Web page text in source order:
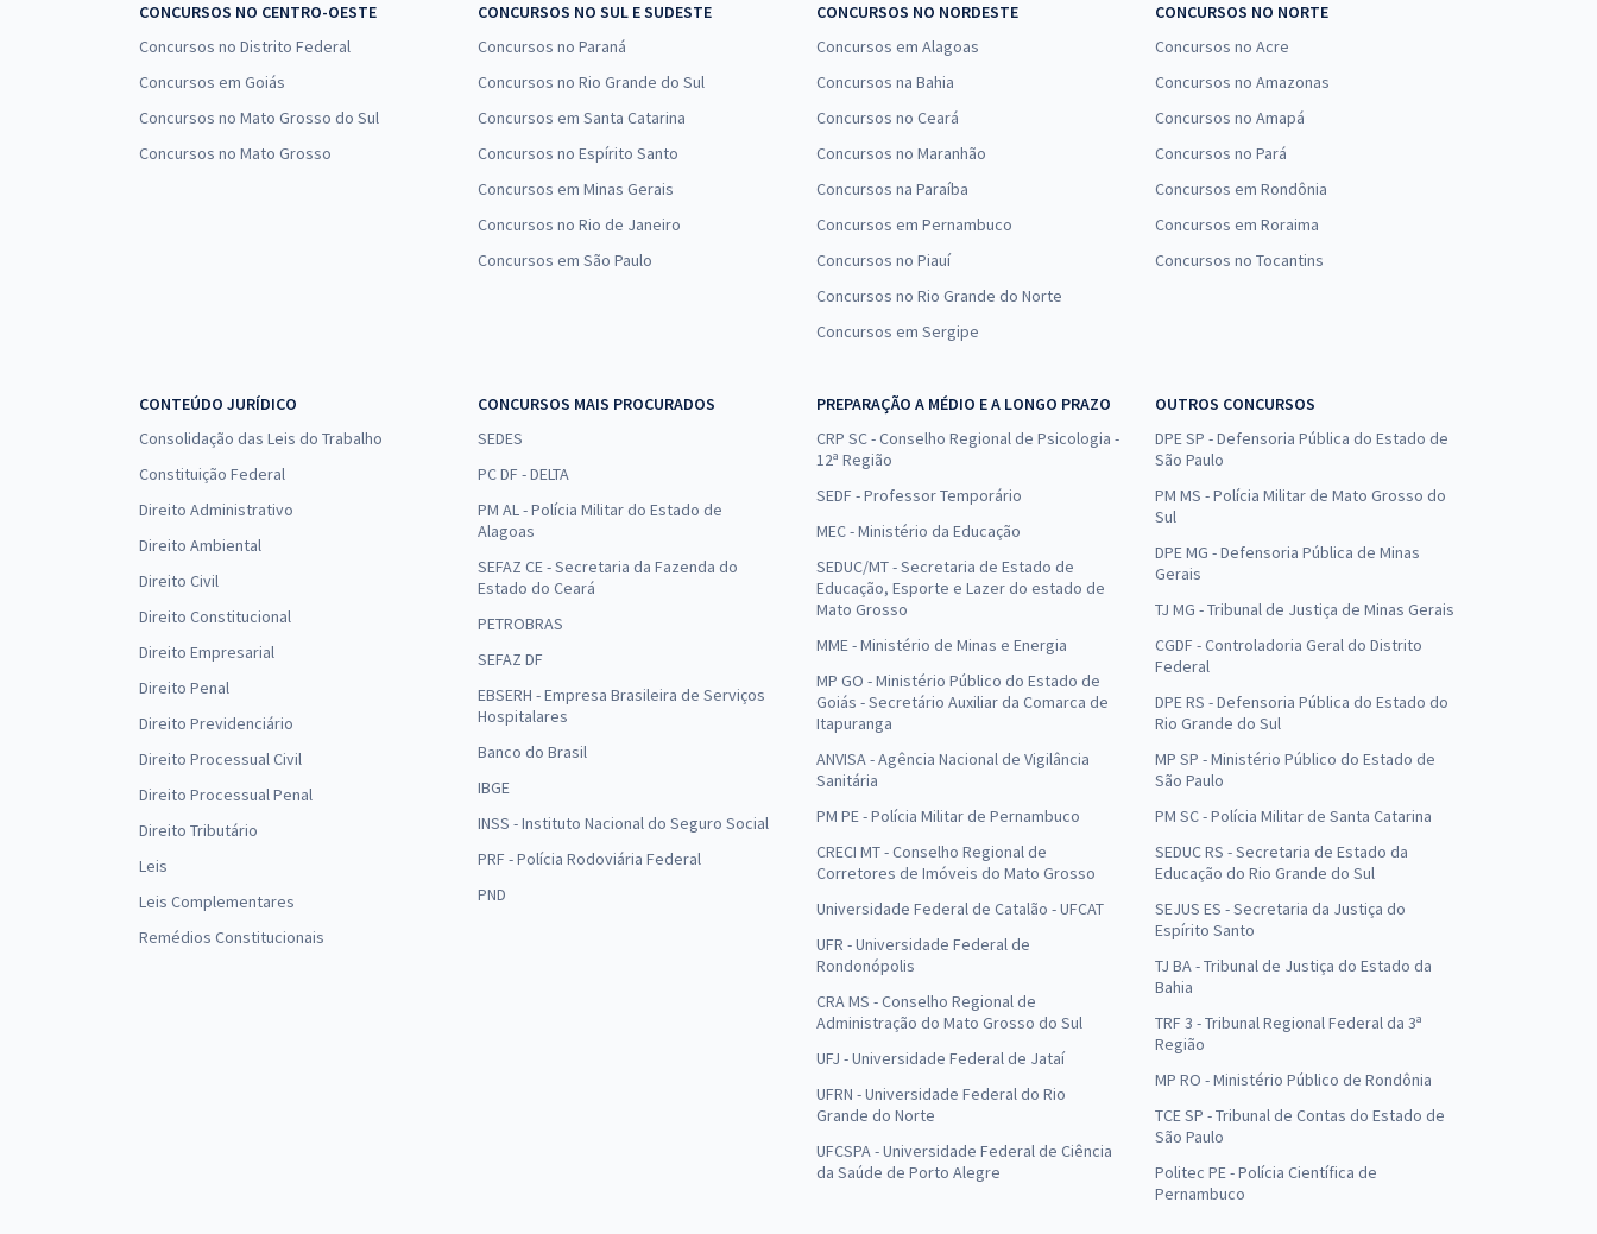
CONCURSOS NO CENTRO-OESTE
Concursos no Distrito Federal
Concursos em Goiás
Concursos no Mato Grosso do Sul
Concursos no Mato Grosso
CONCURSOS NO SUL E SUDESTE
Concursos no Paraná
Concursos no Rio Grande do Sul
Concursos em Santa Catarina
Concursos no Espírito Santo
Concursos em Minas Gerais
Concursos no Rio de Janeiro
Concursos em São Paulo
CONCURSOS NO NORDESTE
Concursos em Alagoas
Concursos na Bahia
Concursos no Ceará
Concursos no Maranhão
Concursos na Paraíba
Concursos em Pernambuco
Concursos no Piauí
Concursos no Rio Grande do Norte
Concursos em Sergipe
CONCURSOS NO NORTE
Concursos no Acre
Concursos no Amazonas
Concursos no Amapá
Concursos no Pará
Concursos em Rondônia
Concursos em Roraima
Concursos no Tocantins
CONTEÚDO JURÍDICO
Consolidação das Leis do Trabalho
Constituição Federal
Direito Administrativo
Direito Ambiental
Direito Civil
Direito Constitucional
Direito Empresarial
Direito Penal
Direito Previdenciário
Direito Processual Civil
Direito Processual Penal
Direito Tributário
Leis
Leis Complementares
Remédios Constitucionais
CONCURSOS MAIS PROCURADOS
SEDES
PC DF - DELTA
PM AL - Polícia Militar do Estado de
Alagoas
SEFAZ CE - Secretaria da Fazenda do
Estado do Ceará
PETROBRAS
SEFAZ DF
EBSERH - Empresa Brasileira de Serviços
Hospitalares
Banco do Brasil
IBGE
INSS - Instituto Nacional do Seguro Social
PRF - Polícia Rodoviária Federal
PND
PREPARAÇÃO A MÉDIO E A LONGO PRAZO
CRP SC - Conselho Regional de Psicologia -
12ª Região
SEDF - Professor Temporário
MEC - Ministério da Educação
SEDUC/MT - Secretaria de Estado de
Educação, Esporte e Lazer do estado de
Mato Grosso
MME - Ministério de Minas e Energia
MP GO - Ministério Público do Estado de
Goiás - Secretário Auxiliar da Comarca de
Itapuranga
ANVISA - Agência Nacional de Vigilância
Sanitária
PM PE - Polícia Militar de Pernambuco
CRECI MT - Conselho Regional de
Corretores de Imóveis do Mato Grosso
Universidade Federal de Catalão - UFCAT
UFR - Universidade Federal de
Rondonópolis
CRA MS - Conselho Regional de
Administração do Mato Grosso do Sul
UFJ - Universidade Federal de Jataí
UFRN - Universidade Federal do Rio
Grande do Norte
UFCSPA - Universidade Federal de Ciência
da Saúde de Porto Alegre
OUTROS CONCURSOS
DPE SP - Defensoria Pública do Estado de
São Paulo
PM MS - Polícia Militar de Mato Grosso do
Sul
DPE MG - Defensoria Pública de Minas
Gerais
TJ MG - Tribunal de Justiça de Minas Gerais
CGDF - Controladoria Geral do Distrito
Federal
DPE RS - Defensoria Pública do Estado do
Rio Grande do Sul
MP SP - Ministério Público do Estado de
São Paulo
PM SC - Polícia Militar de Santa Catarina
SEDUC RS - Secretaria de Estado da
Educação do Rio Grande do Sul
SEJUS ES - Secretaria da Justiça do
Espírito Santo
TJ BA - Tribunal de Justiça do Estado da
Bahia
TRF 3 - Tribunal Regional Federal da 3ª
Região
MP RO - Ministério Público de Rondônia
TCE SP - Tribunal de Contas do Estado de
São Paulo
Politec PE - Polícia Científica de
Pernambuco